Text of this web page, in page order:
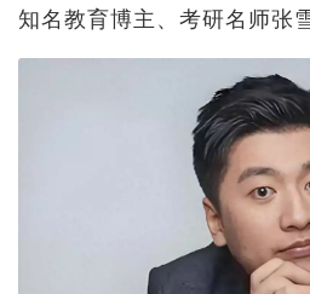
知名教育博主、考研名师张